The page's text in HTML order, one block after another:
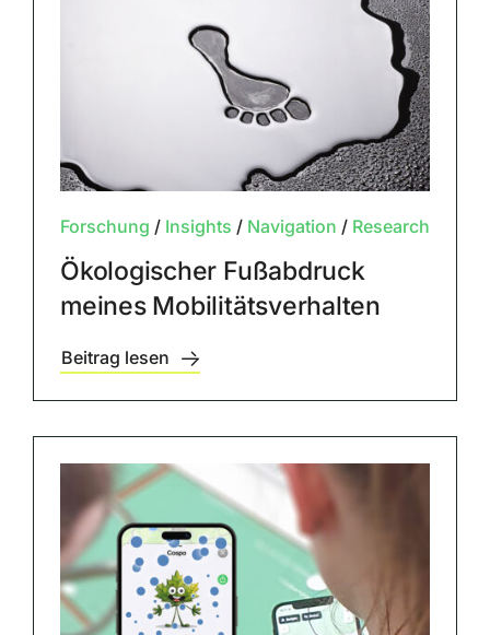
Forschung / Insights / Navigation / Research
Ökologischer Fußabdruck
meines Mobilitätsverhalten
Beitrag lesen